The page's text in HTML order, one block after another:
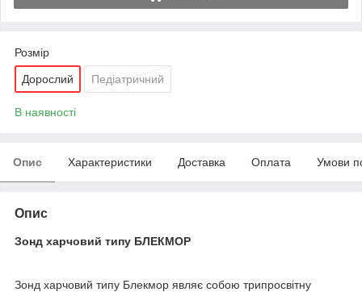
Розмір
Дорослий Педіатричний
В наявності
Опис Характеристики Доставка Оплата Умови
Опис
Зонд харчовий типу БЛЕКМОР
Зонд харчовий типу Блекмор являє собою трипросвітну